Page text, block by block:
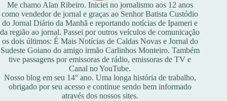
Me chamo Alan Ribeiro. Iniciei no jornalismo aos 12 anos
como vendedor de jornal e graças ao Senhor Batista Custódio
do Jornal Diário da Manhã e reportando notícias de Ipameri e
da região ao jornal. Passei por outros veículos de comunicação
os dois últimos: É Mais Notícias de Caldas Novas e Jornal do
Sudeste Goiano do amigo irmão Carlinhos Monteiro. Também
tive passagens por emissoras de rádio, emissoras de TV e
Canal no YouTube.
Nosso blog em seu 14° ano. Uma longa história de trabalho,
obrigado por seu acesso e continue sendo bem informado
através dos nossos sites.